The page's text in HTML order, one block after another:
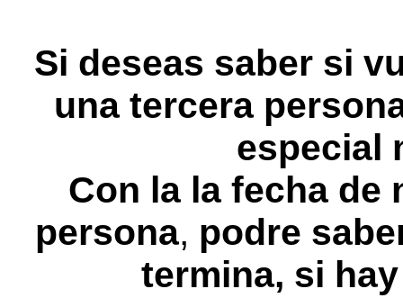
Si deseas saber si
una tercera
especial
Con la la fecha
persona, podre
termina, si